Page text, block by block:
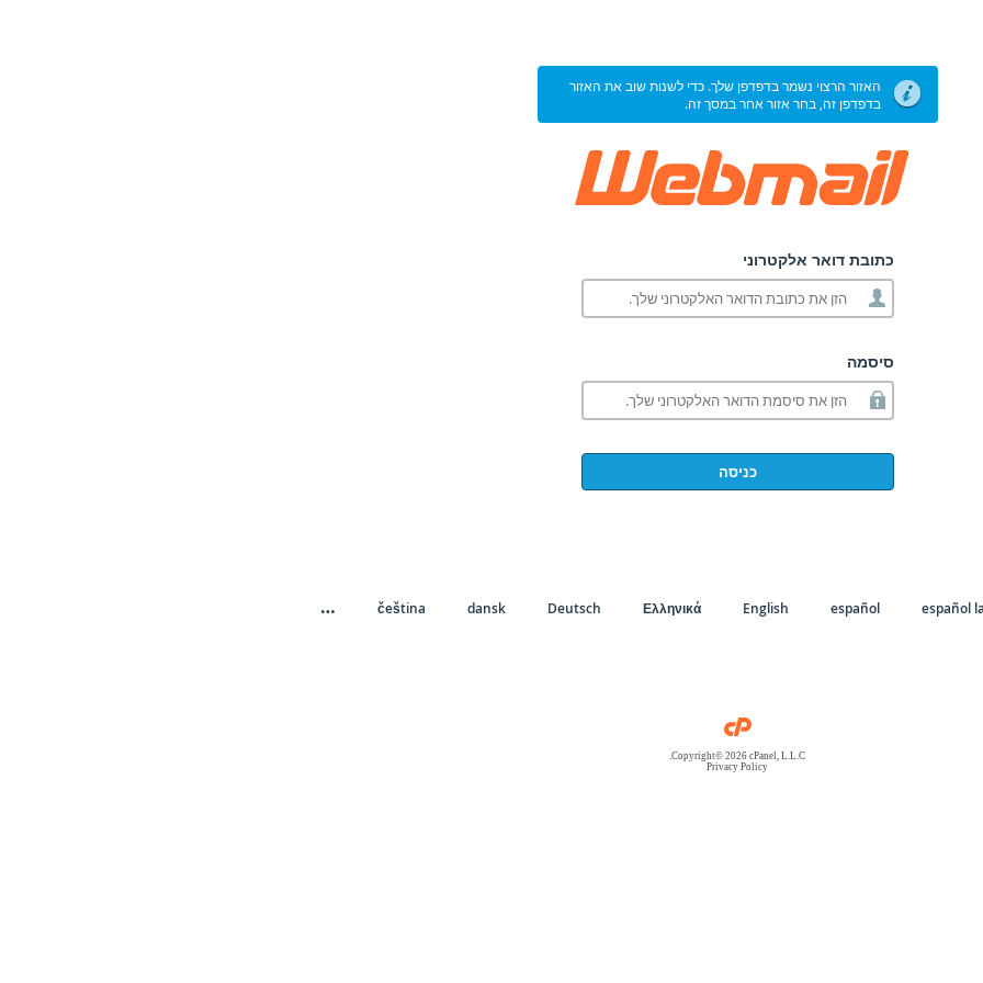
האזור הרצוי נשמר בדפדפן שלך. כדי לשנות שוב את האזור
בדפדפן זה, בחר אזור אחר במסך זה.
כתובת דואר אלקטרוני
סיסמה
כניסה
čeština dansk Deutsch Ελληνικά English español español
…
Copyright© 2026 cPanel, L.L.C.
Privacy Policy